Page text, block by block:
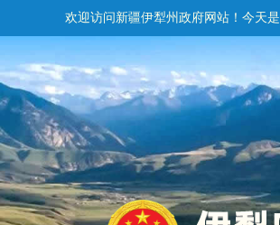
欢迎访问新疆伊犁州政府网站！ 今天是